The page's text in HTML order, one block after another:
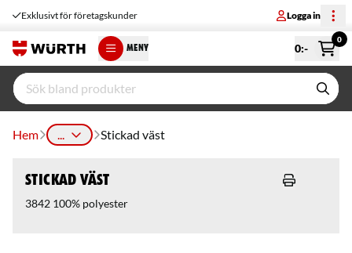
Exklusivt för företagskunder Logga in
MENY 0:-
0
Hem ... Stickad väst
Stickad väst
3842 100% polyester